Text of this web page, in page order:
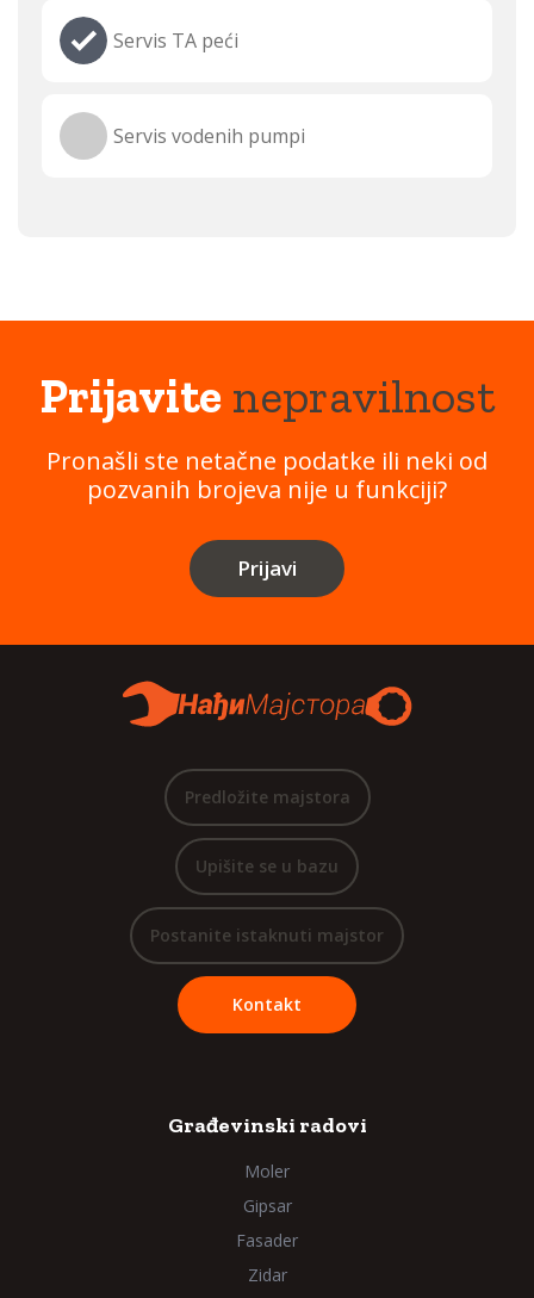
Servis TA peći
Servis vodenih pumpi
Prijavitenepravilnost
Pronašli ste netačne podatke ili neki od
pozvanih brojeva nije u funkciji?
Prijavi
Predložite majstora
Upišite se u bazu
Postanite istaknuti majstor
Kontakt
Građevinski radovi
Moler
Gipsar
Fasader
Zidar